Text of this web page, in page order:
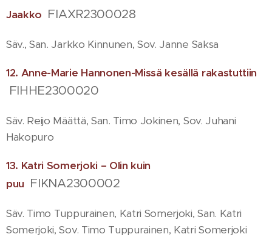
Jaakko FIAXR2300028
Säv., San. Jarkko Kinnunen, Sov. Janne Saksa
12. Anne-Marie Hannonen-Missä kesällä rakastuttiin
FIHHE2300020
Säv. Reijo Määttä, San. Timo Jokinen, Sov. Juhani
Hakopuro
13. Katri Somerjoki – Olin kuin
puu FIKNA2300002
Säv. Timo Tuppurainen, Katri Somerjoki, San. Katri
Somerjoki, Sov. Timo Tuppurainen, Katri Somerjoki